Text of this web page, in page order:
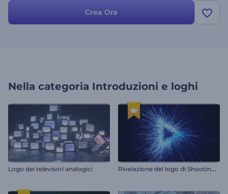
Crea Ora
Nella categoria Introduzioni e loghi
Logo dei televisori analogici R
ivelazione del logo di Shooting Particles